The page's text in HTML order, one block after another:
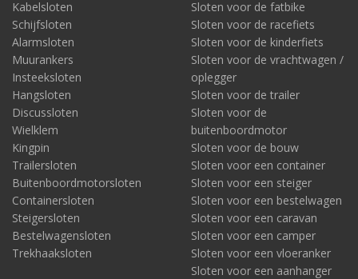
vraagt het om een goede dievenkennis van beide type sloten.
Naast het ringslot is het extra slot meestal een ketting. Plaats
deze zowel door het frame als het voorwiel. En daarna om het
vaste object.
Dus: gebruik het ringslot én als extra slot een ketting (of
insteekslot, beugelslot of vouwslot).
3Koop een gecertificeerd (ART-)slot
Al gebruik je drie sloten, als deze gemakkelijk open te breken
zijn, ziet de dief alsnog geen drempel. Gebruik daarom sloten
van hoge kwaliteit, met certificering, zoals veelal het keurmerk
ART (ART-2 en hoger). Deze zijn op alle elementaire anti-
diefstalonderdelen getest én goed bevonden. Het kiezen voor
een e-bike slot met keurmerk werkt sterk preventief. Dat stelt
niet alleen gerust, maar is óók een (minimale) eis van de
Kabelsloten
Schijfsloten
Alarmsloten
Muurankers
Insteeksloten
Hangsloten
Discussloten
Wielklem
Kingpin
Trailersloten
Buitenboordmotorsloten
Containersloten
Steigersloten
Bestelwagensloten
Trekhaaksloten
Sloten voor de fatbike
Sloten voor de racefiets
Sloten voor de kinderfiets
Sloten voor de vrachtwagen /
oplegger
Sloten voor de trailer
Sloten voor de
buitenboordmotor
Sloten voor de bouw
Sloten voor een container
Sloten voor een steiger
Sloten voor een bestelwagen
Sloten voor een caravan
Sloten voor een camper
Sloten voor een vloeranker
Sloten voor een aanhanger